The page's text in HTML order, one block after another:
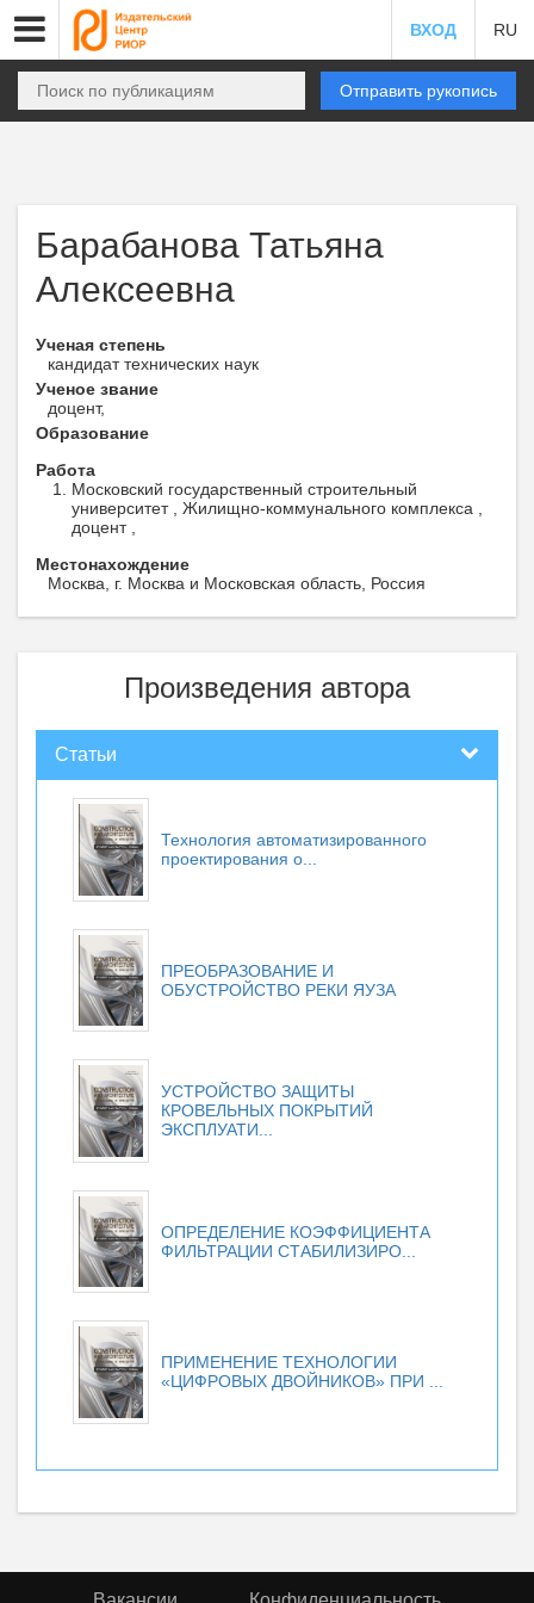
ВХОД RU
Отправить рукопись
Барабанова Татьяна
Алексеевна
Ученая степень
кандидат технических наук
Ученое звание
доцент,
Образование
Работа
Московский государственный строительный
университет , Жилищно-коммунального комплекса ,
доцент ,
Местонахождение
Москва, г. Москва и Московская область, Россия
Произведения автора
Статьи
Технология автоматизированного
проектирования о...
ПРЕОБРАЗОВАНИЕ И
ОБУСТРОЙСТВО РЕКИ ЯУЗА
УСТРОЙСТВО ЗАЩИТЫ
КРОВЕЛЬНЫХ ПОКРЫТИЙ
ЭКСПЛУАТИ...
ОПРЕДЕЛЕНИЕ КОЭФФИЦИЕНТА
ФИЛЬТРАЦИИ СТАБИЛИЗИРО...
ПРИМЕНЕНИЕ ТЕХНОЛОГИИ
«ЦИФРОВЫХ ДВОЙНИКОВ» ПРИ ...